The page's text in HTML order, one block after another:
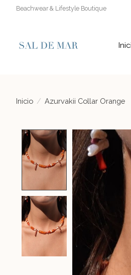
Beachwear & Lifestyle Boutique
Inicio / Azurvakii Collar Orange
Product